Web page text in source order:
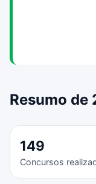
Resumo de
149
Concursos